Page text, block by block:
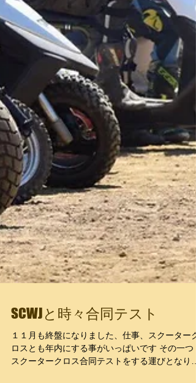
SCWJと時々合同テスト
１１月も終盤になりました、仕事、スクーターク